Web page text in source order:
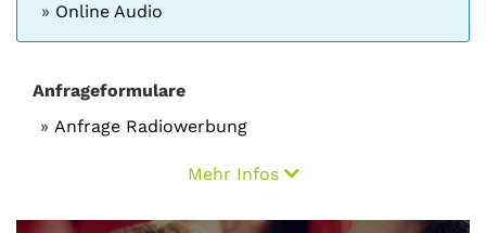
Online Audio
Anfrageformulare
Anfrage Radiowerbung
Mehr Infos